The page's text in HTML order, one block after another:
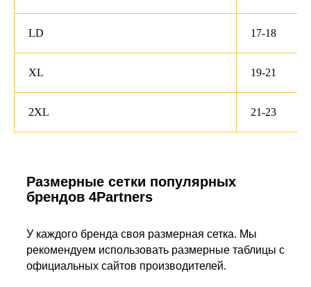
LD 17-18
XL 19-21
2XL 21-23
Размерные сетки популярных
брендов 4Partners
У каждого бренда своя размерная сетка. Мы
рекомендуем использовать размерные таблицы с
официальных сайтов производителей.